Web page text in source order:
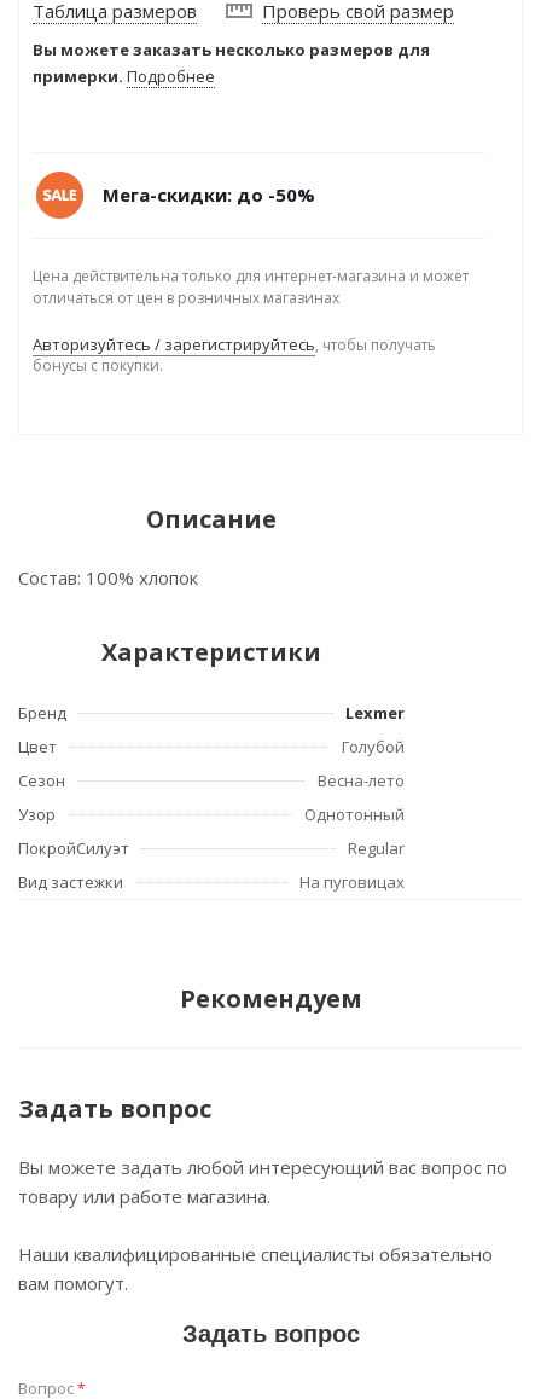
Таблица размеров Проверь свой размер
Вы можете заказать несколько размеров для
примерки. Подробнее
Мега-скидки: до -50%
Цена действительна только для интернет-магазина и может
отличаться от цен в розничных магазинах
Авторизуйтесь / зарегистрируйтесь, чтобы получать
бонусы с покупки.
Описание
Состав: 100% хлопок
Характеристики
Бренд
Lexmer
Цвет
Голубой
Сезон
Весна-лето
Узор
Однотонный
ПокройСилуэт
Regular
Вид застежки
На пуговицах
Рекомендуем
Задать вопрос
Вы можете задать любой интересующий вас вопрос по
товару или работе магазина.
Наши квалифицированные специалисты обязательно
вам помогут.
Задать вопрос
Вопрос*